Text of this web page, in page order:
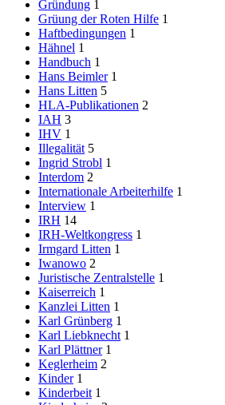
Gründung 1
Grüung der Roten Hilfe 1
Haftbedingungen 1
Hähnel 1
Handbuch 1
Hans Beimler 1
Hans Litten 5
HLA-Publikationen 2
IAH 3
IHV 1
Illegalität 5
Ingrid Strobl 1
Interdom 2
Internationale Arbeiterhilfe 1
Interview 1
IRH 14
IRH-Weltkongress 1
Irmgard Litten 1
Iwanowo 2
Juristische Zentralstelle 1
Kaiserreich 1
Kanzlei Litten 1
Karl Grünberg 1
Karl Liebknecht 1
Karl Plättner 1
Keglerheim 2
Kinder 1
Kinderbeit 1